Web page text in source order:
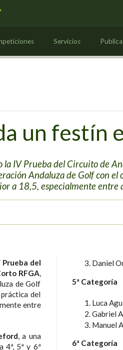
Servicios
un festín
IV Prueba del Circuito de
Andaluza de Golf con
a 18,5, especialmente entre
Prueba del
RFGA,
de Golf
del
entre
, a una
4ª, 5ª y 6ª
Daniel
5ª Categoría
Luca
Gabriel
Manuel
6ª Categoría